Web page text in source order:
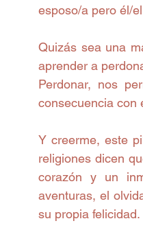
esposo/a pero él/
Quizás sea una
aprender a
Perdonar, nos
consecuencia con
Y creerme, este
religiones dicen
corazón y un
aventuras, el
su propia felicidad.